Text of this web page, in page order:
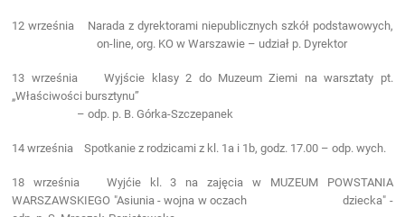
12 września Narada z dyrektorami niepublicznych szkół podstawowych,
on-line, org. KO w Warszawie – udział p. Dyrektor
13 wrześniaWyjście klasy 2 do Muzeum Ziemi na warsztaty pt.
„Właściwości bursztynu”
– odp. p. B. Górka-Szczepanek
14 września Spotkanie z rodzicami z kl. 1a i 1b, godz. 17.00 – odp. wych.
18 września Wyjćie kl. 3 na zajęcia w MUZEUM POWSTANIA
WARSZAWSKIEGO "Asiunia - wojna w oczach dziecka" -